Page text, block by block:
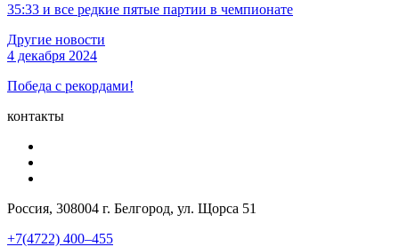
35:33 и все редкие пятые партии в чемпионате
Другие новости
4 декабря 2024
Победа с рекордами!
контакты
Россия, 308004 г. Белгород, ул. Щорса 51
+7(4722) 400–455